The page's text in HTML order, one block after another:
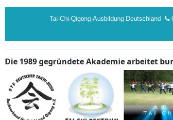
Tai-Chi-Qigong-Ausbildung Deutschland
Die 1989 gegründete Akademie arbeitet